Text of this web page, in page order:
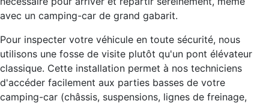
avec un camping-car de grand gabarit.
Pour inspecter votre véhicule en toute sécurité, nous
utilisons une fosse de visite plutôt qu'un pont élévateur
classique. Cette installation permet à nos techniciens
d'accéder facilement aux parties basses de votre
camping-car (châssis, suspensions, lignes de freinage,